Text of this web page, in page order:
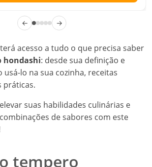
← →
acesso a tudo o que precisa saber
hondashi: desde sua definição e
usá-lo na sua cozinha, receitas
práticas.
suas habilidades culinárias e
de sabores com este
tempero